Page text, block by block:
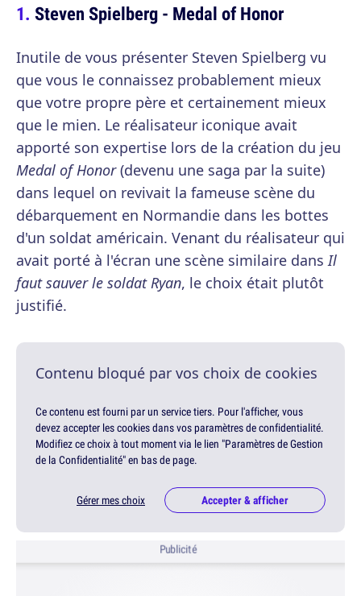
Steven Spielberg - Medal of Honor
Inutile de vous présenter Steven Spielberg vu
que vous le connaissez probablement mieux
que votre propre père et certainement mieux
que le mien. Le réalisateur iconique avait
apporté son expertise lors de la création du jeu
Medal of Honor(devenu une saga par la suite)
dans lequel on revivait la fameuse scène du
débarquement en Normandie dans les bottes
d'un soldat américain. Venant du réalisateur qui
avait porté à l'écran une scène similaire dansIl
faut sauver le soldat Ryan, le choix était plutôt
justifié.
Contenu bloqué par vos choix de cookies
Ce contenu est fourni par un service tiers. Pour l'afficher, vous
devez accepter les cookies dans vos paramètres de confidentialité.
Modifiez ce choix à tout moment via le lien "Paramètres de Gestion
de la Confidentialité" en bas de page.
Gérer mes choix Accepter & afficher
Publicité